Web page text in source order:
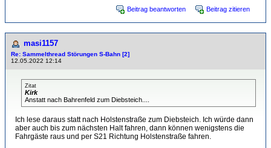
Beitrag beantworten Beitrag zitieren
masi1157
Re: Sammelthread Störungen S-Bahn [2]
12.05.2022 12:14
Zitat
Kirk
Anstatt nach Bahrenfeld zum Diebsteich....
Ich lese daraus statt nach Holstenstraße zum Diebsteich. Ich würde dann
aber auch bis zum nächsten Halt fahren, dann können wenigstens die
Fahrgäste raus und per S21 Richtung Holstenstraße fahren.